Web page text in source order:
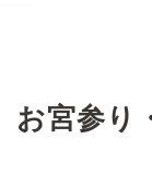
宮参り